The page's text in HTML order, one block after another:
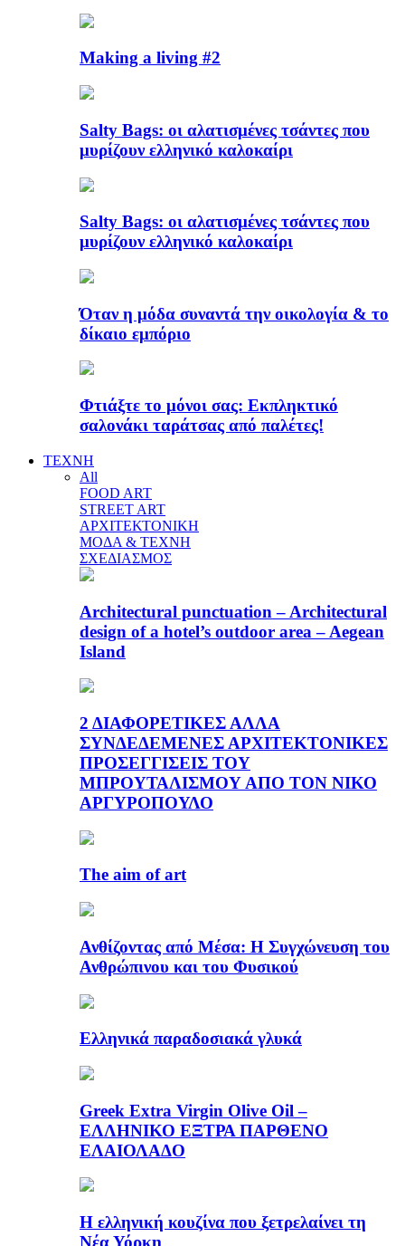
Making a living #2
Salty Bags: οι αλατισμένες τσάντες που
μυρίζουν ελληνικό καλοκαίρι
Salty Bags: οι αλατισμένες τσάντες που
μυρίζουν ελληνικό καλοκαίρι
Όταν η μόδα συναντά την οικολογία & το
δίκαιο εμπόριο
Φτιάξτε το μόνοι σας: Εκπληκτικό
σαλονάκι ταράτσας από παλέτες!
ΤΕΧΝΗ
All
FOOD ART
STREET ART
ΑΡΧΙΤΕΚΤΟΝΙΚΗ
ΜΟΔΑ & ΤΕΧΝΗ
ΣΧΕΔΙΑΣΜΟΣ
Architectural punctuation – Architectural
design of a hotel’s outdoor area – Aegean
Island
2 ΔΙΑΦΟΡΕΤΙΚΕΣ ΑΛΛΑ
ΣΥΝΔΕΔΕΜΕΝΕΣ ΑΡΧΙΤΕΚΤΟΝΙΚΕΣ
ΠΡΟΣΕΓΓΙΣΕΙΣ ΤΟΥ
ΜΠΡΟΥΤΑΛΙΣΜΟΥ ΑΠΟ ΤΟΝ ΝΙΚΟ
ΑΡΓΥΡΟΠΟΥΛΟ
The aim of art
Ανθίζοντας από Μέσα: Η Συγχώνευση του
Ανθρώπινου και του Φυσικού
Ελληνικά παραδοσιακά γλυκά
Greek Extra Virgin Olive Oil –
ΕΛΛΗΝΙΚΟ ΕΞΤΡΑ ΠΑΡΘΕΝΟ
ΕΛΑΙΟΛΑΔΟ
Η ελληνική κουζίνα που ξετρελαίνει τη
Νέα Υόρκη